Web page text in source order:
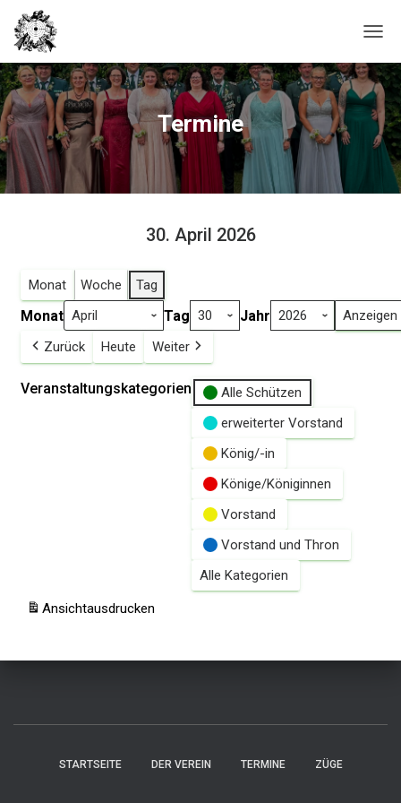
A
V
I
G
A
T
A
L
T
Termine
30. April 2026
Monat Woche Tag
Monat Tag Jahr
Zurück Heute Weiter
Veranstaltungskategorien
Alle Schützen
erweiterter Vorstand
König/-in
Könige/Königinnen
Vorstand
Vorstand und Thron
Alle Kategorien
Ansichtausdrucken
STARTSEITE DER VEREIN TERMINE ZÜGE